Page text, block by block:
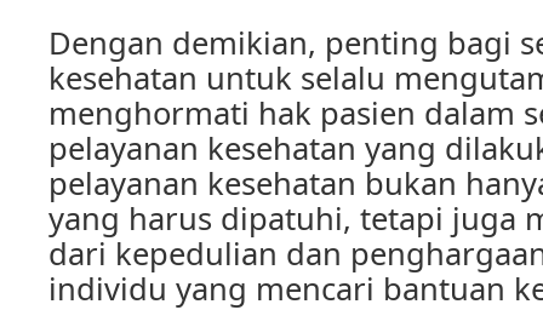
Dengan demikian, penting bagi
kesehatan untuk selalu
menghormati hak pasien dalam
pelayanan kesehatan yang
pelayanan kesehatan bukan
yang harus dipatuhi, tetapi juga
dari kepedulian dan
individu yang mencari bantuan